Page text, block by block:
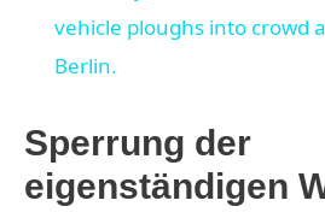
a
V
vehicle ploughs into crowd
Berlin.
Sperrung der
eigenständigen